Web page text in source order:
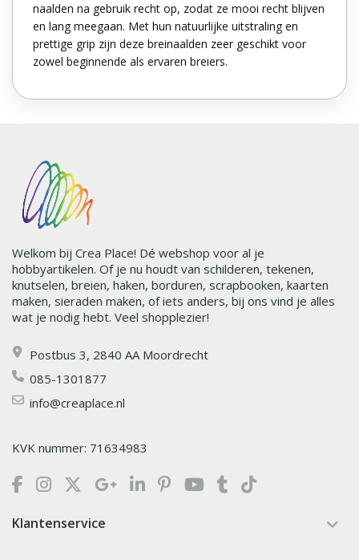
naalden na gebruik recht op, zodat ze mooi recht blijven
en lang meegaan. Met hun natuurlijke uitstraling en
prettige grip zijn deze breinaalden zeer geschikt voor
zowel beginnende als ervaren breiers.
Welkom bij Crea Place! Dé webshop voor al je
hobbyartikelen. Of je nu houdt van schilderen, tekenen,
knutselen, breien, haken, borduren, scrapbooken, kaarten
maken, sieraden maken, of iets anders, bij ons vind je alles
wat je nodig hebt. Veel shopplezier!
Postbus 3, 2840 AA Moordrecht
085-1301877
info@creaplace.nl
KVK nummer: 71634983
Klantenservice